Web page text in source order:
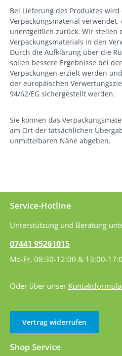
Bei Lieferung des Produktes
Verpackungsmaterial
unentgeltlich zurück. Wir stellen
Verpackungsmaterials in den
Durch die Aufklärung über die
sollen bessere Ergebnisse bei
Verpackungen erzielt werden
der europäischen
94/62/EG sichergestellt werden.
Sie können das
am Ort der tatsächlichen
unmittelbaren Nähe abgeben.
Service-Hotline
Unterstützung und Beratung
07441 95261015
Mo-Fr, 08:30-12:00 & 13:00-
Oder über unser
Vertrag widerrufen
Shop Service